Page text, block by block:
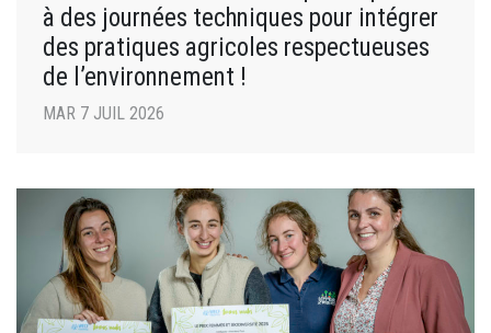
à des journées techniques pour intégrer
des pratiques agricoles respectueuses
de l’environnement !
MAR 7 JUIL 2026